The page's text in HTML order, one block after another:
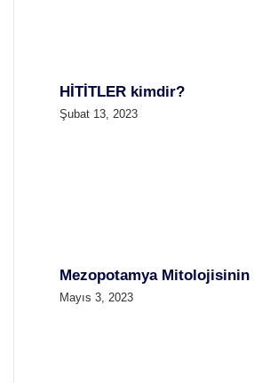
HİTİTLER kimdir?
Şubat 13, 2023
Mezopotamya Mitolojisinin
Mayıs 3, 2023